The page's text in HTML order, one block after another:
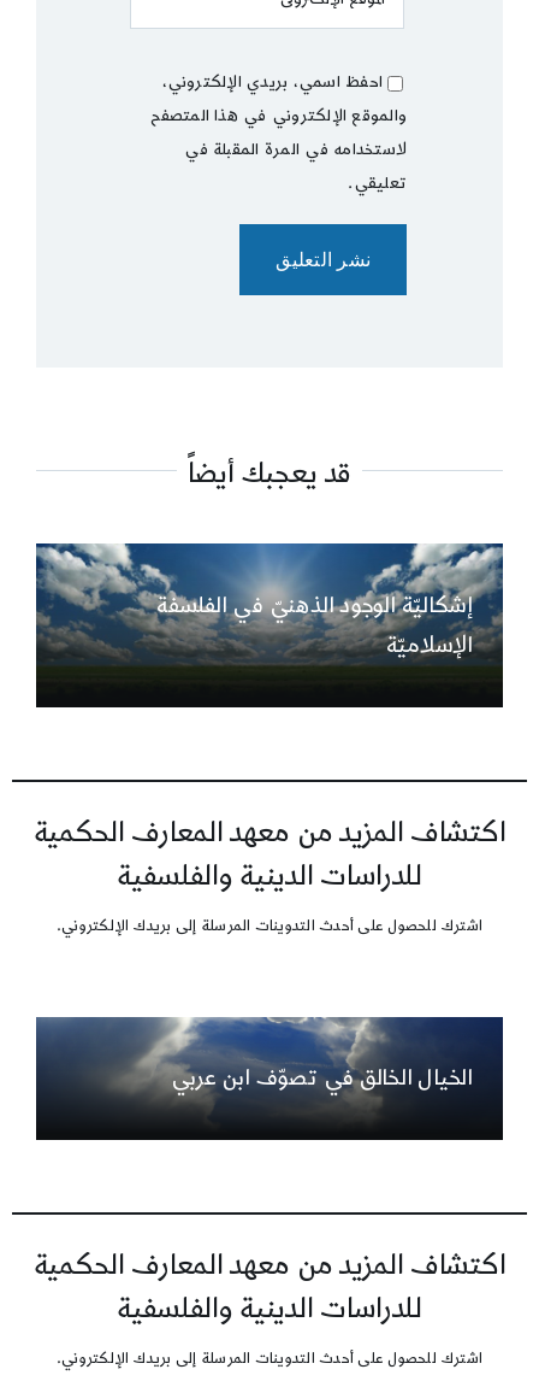
احفظ اسمي، بريدي الإلكتروني،
والموقع الإلكتروني في هذا المتصفح
لاستخدامه في المرة المقبلة في
تعليقي.
قد يعجبك أيضاً
إشكاليّة الوجود الذهنيّ في الفلسفة
الإسلاميّة
اكتشاف المزيد من معهد المعارف الحكمية
للدراسات الدينية والفلسفية
اشترك للحصول على أحدث التدوينات المرسلة إلى بريدك الإلكتروني.
الخيال الخالق في تصوّف ابن عربي
اكتشاف المزيد من معهد المعارف الحكمية
للدراسات الدينية والفلسفية
اشترك للحصول على أحدث التدوينات المرسلة إلى بريدك الإلكتروني.